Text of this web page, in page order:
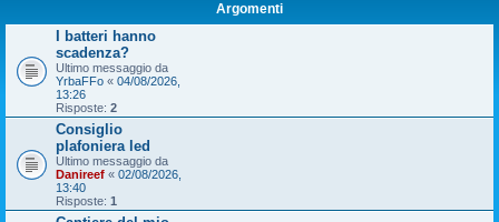
Argomenti
I batteri hanno
scadenza?
Ultimo messaggio da
YrbaFFo « 04/08/2026,
13:26
Risposte: 2
Consiglio
plafoniera led
Ultimo messaggio da
Danireef « 02/08/2026,
13:40
Risposte: 1